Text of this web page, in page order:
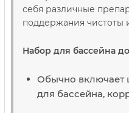
себя различные
поддержания чистоты
Набор для бассейна
Обычно включает
для бассейна,